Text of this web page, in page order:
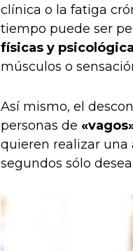
clínica o la fatiga
tiempo puede ser
físicas y
músculos o
Así mismo, el
personas de
quieren realizar una
segundos sólo